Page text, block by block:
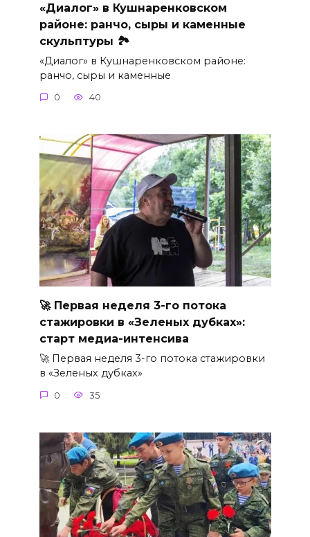
«Диалог» в Кушнаренковском
районе: ранчо, сыры и каменные
скульптуры 🏞
«Диалог» в Кушнаренковском районе:
ранчо, сыры и каменные
0 40
🚀 Первая неделя 3-го потока
стажировки в «Зеленых дубках»:
старт медиа-интенсива
🚀 Первая неделя 3-го потока стажировки
в «Зеленых дубках»
0 35